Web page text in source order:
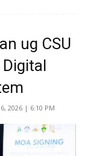
ug CSU
2026 | 6:10 PM